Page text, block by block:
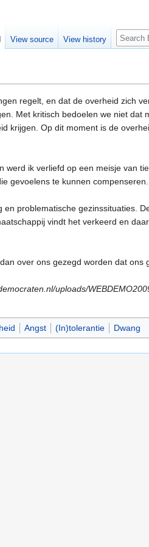
regelt, en dat de overheid zich
Met kritisch bedoelen we niet dat
krijgen. Op dit moment is de
ik verliefd op een meisje van
gevoelens te kunnen
problematische gezinssituaties.
vindt het verkeerd en
over ons gezegd worden dat ons
uploads/
Angst (In)tolerantie Dwang
View source View history